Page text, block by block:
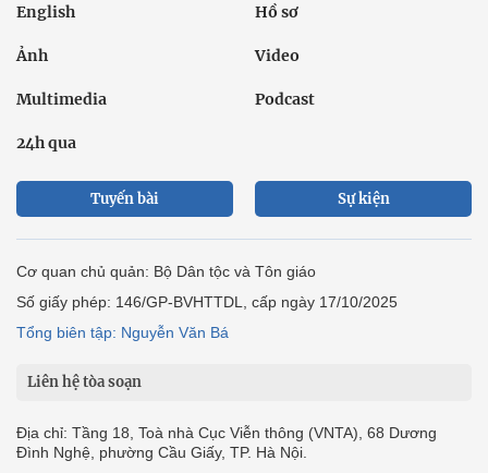
English Hồ sơ
Ảnh Video
Multimedia Podcast
24h qua
Tuyến bài Sự kiện
Cơ quan chủ quản: Bộ Dân tộc và Tôn giáo
Số giấy phép: 146/GP-BVHTTDL, cấp ngày 17/10/2025
Tổng biên tập: Nguyễn Văn Bá
Liên hệ tòa soạn
Địa chỉ: Tầng 18, Toà nhà Cục Viễn thông (VNTA), 68 Dương
Đình Nghệ, phường Cầu Giấy, TP. Hà Nội.